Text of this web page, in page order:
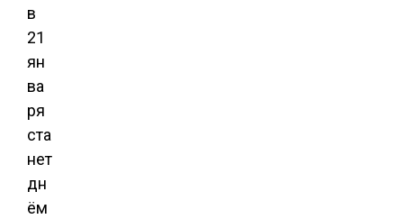
в
21
ян
ва
ря
ста
нет
дн
ём